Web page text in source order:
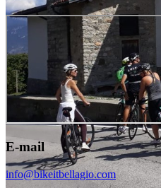
E-mail
info@bikeitbellagio.com